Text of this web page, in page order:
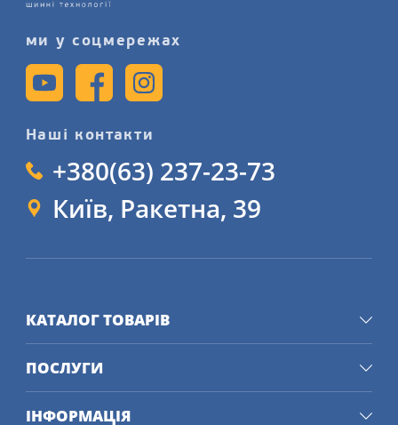
ми у соцмережах
Наші контакти
+380(63) 237-23-73
Київ, Ракетна, 39
КАТАЛОГ ТОВАРІВ
ПОСЛУГИ
ІНФОРМАЦІЯ